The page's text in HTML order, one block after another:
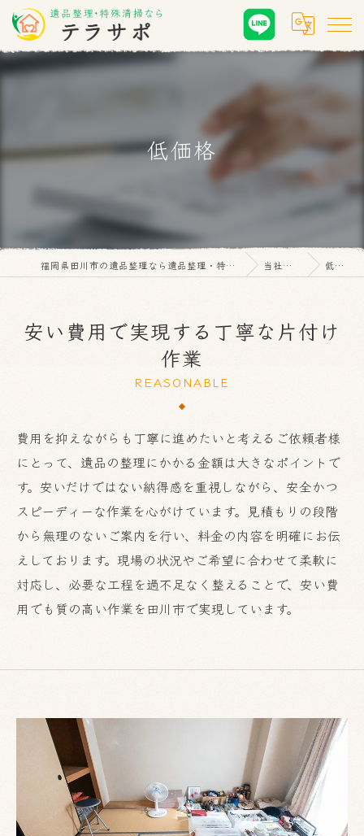
低価格
福岡県田川市の遺品整理なら遺品整理・特殊清掃 テラサポ 当社の特徴 低価格
安い費用で実現する丁寧な片付け
作業
REASONABLE
費用を抑えながらも丁寧に進めたいと考えるご依頼者様
にとって、遺品の整理にかかる金額は大きなポイントで
す。安いだけではない納得感を重視しながら、安全かつ
スピーディーな作業を心がけています。見積もりの段階
から無理のないご案内を行い、料金の内容を明確にお伝
えしております。現場の状況やご希望に合わせて柔軟に
対応し、必要な工程を過不足なく整えることで、安い費
用でも質の高い作業を田川市で実現しています。